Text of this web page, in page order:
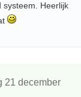
systeem. Heerlijk
21 december